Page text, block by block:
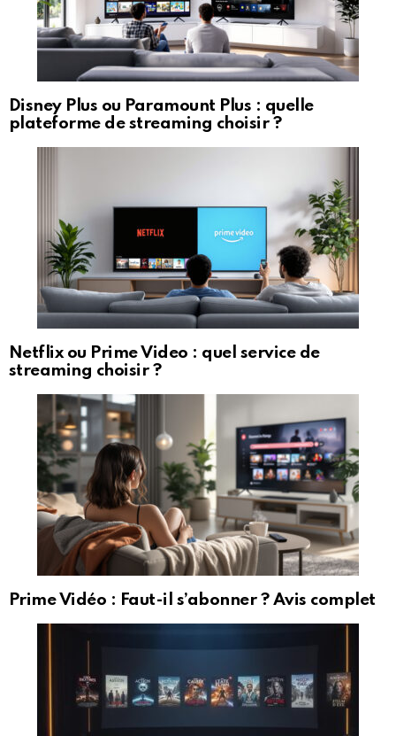
Disney Plus ou Paramount Plus : quelle
plateforme de streaming choisir ?
Netflix ou Prime Video : quel service de
streaming choisir ?
Prime Vidéo : Faut-il s’abonner ? Avis complet